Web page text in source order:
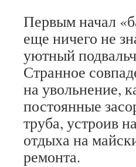
Первым начал
еще ничего не
уютный
Странное
на увольнение,
постоянные
труба, устроив
отдыха на
ремонта.